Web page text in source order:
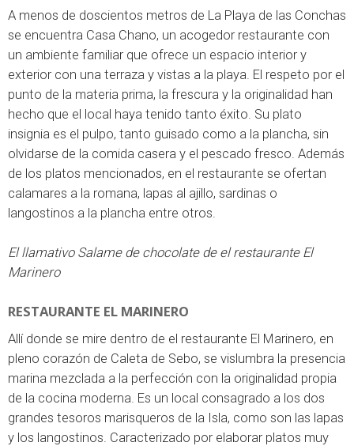
A menos de doscientos metros de La Playa de las Conchas
se encuentra Casa Chano, un acogedor restaurante con
un ambiente familiar que ofrece un espacio interior y
exterior con una terraza y vistas a la playa. El respeto por el
punto de la materia prima, la frescura y la originalidad han
hecho que el local haya tenido tanto éxito. Su plato
insignia es el pulpo, tanto guisado como a la plancha, sin
olvidarse de la comida casera y el pescado fresco. Además
de los platos mencionados, en el restaurante se ofertan
calamares a la romana, lapas al ajillo, sardinas o
langostinos a la plancha entre otros.
El llamativo Salame de chocolate de el restaurante El
Marinero
RESTAURANTE EL MARINERO
Allí donde se mire dentro de el restaurante El Marinero, en
pleno corazón de Caleta de Sebo, se vislumbra la presencia
marina mezclada a la perfección con la originalidad propia
de la cocina moderna. Es un local consagrado a los dos
grandes tesoros marisqueros de la Isla, como son las lapas
y los langostinos. Caracterizado por elaborar platos muy